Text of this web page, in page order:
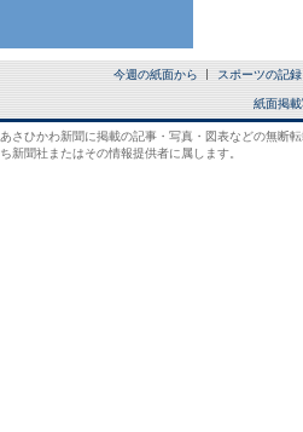
今週の紙面から スポーツの記録
紙面掲
あさひかわ新聞に掲載の記事・写真・図表などの無断
ち新聞社またはその情報提供者に属します。